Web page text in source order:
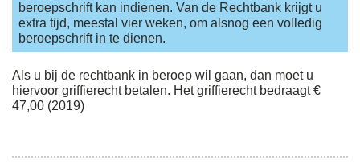
beroepschrift kan indienen. Van de Rechtbank krijgt u
extra tijd, meestal vier weken, om alsnog een volledig
beroepschrift in te dienen.
Als u bij de rechtbank in beroep wil gaan, dan moet u
hiervoor griffierecht betalen. Het griffierecht bedraagt €
47,00 (2019)